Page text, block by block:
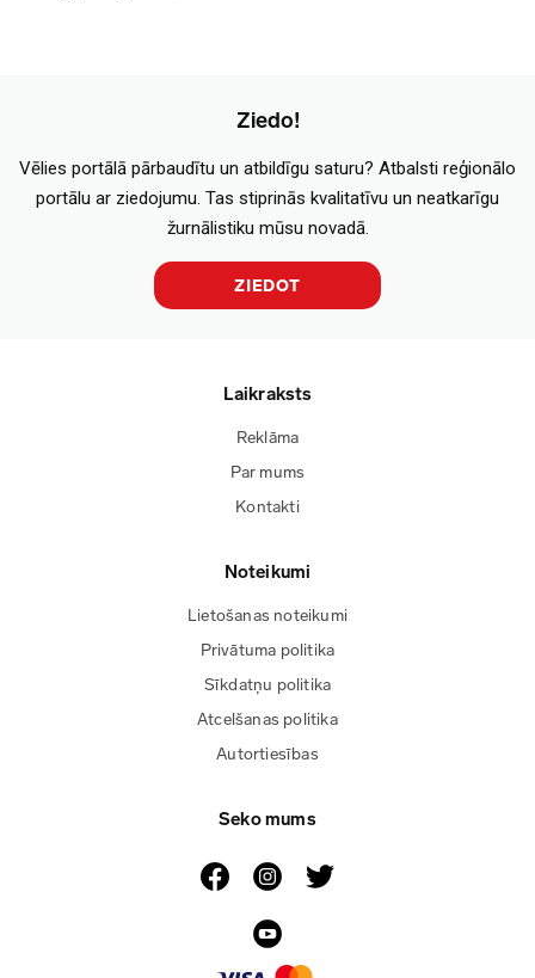
Ziedo!
Vēlies portālā pārbaudītu un atbildīgu saturu? Atbalsti reģionālo
portālu ar ziedojumu. Tas stiprinās kvalitatīvu un neatkarīgu
žurnālistiku mūsu novadā.
ZIEDOT
Laikraksts
Reklāma
Par mums
Kontakti
Noteikumi
Lietošanas noteikumi
Privātuma politika
Sīkdatņu politika
Atcelšanas politika
Autortiesības
Seko mums